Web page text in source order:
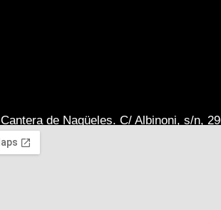
Cantera de Nagüeles. C/ Albinoni, s/n,